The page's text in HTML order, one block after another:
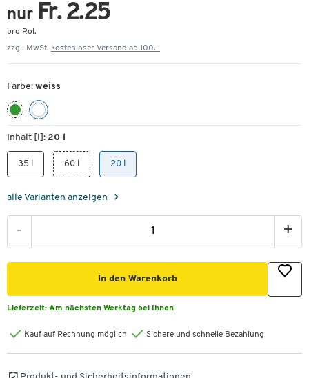
nur Fr. 2.25
pro Rol.
zzgl. MwSt. kostenloser Versand ab 100.–
Farbe: weiss
Inhalt [l]: 20 l
35 l 60 l 20 l
alle Varianten anzeigen
- +
In den Warenkorb
Lieferzeit: Am nächsten Werktag bei Ihnen
Kauf auf Rechnung möglich Sichere und schnelle Bezahlung